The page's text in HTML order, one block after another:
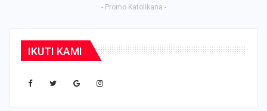
- Promo Katolikana -
IKUTI KAMI